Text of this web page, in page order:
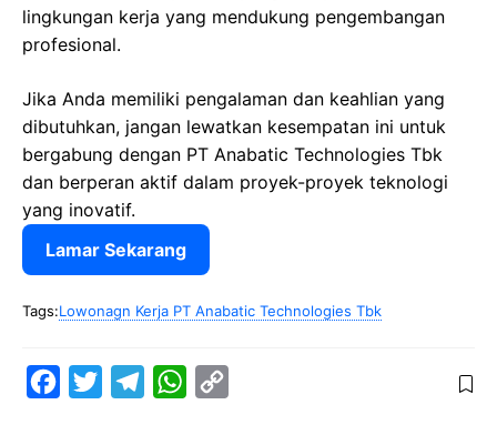
lingkungan kerja yang mendukung pengembangan
profesional.
Jika Anda memiliki pengalaman dan keahlian yang
dibutuhkan, jangan lewatkan kesempatan ini untuk
bergabung dengan PT Anabatic Technologies Tbk
dan berperan aktif dalam proyek-proyek teknologi
yang inovatif.
Lamar Sekarang
Tags:Lowonagn Kerja PT Anabatic Technologies Tbk
W